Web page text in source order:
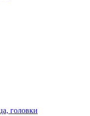
головки